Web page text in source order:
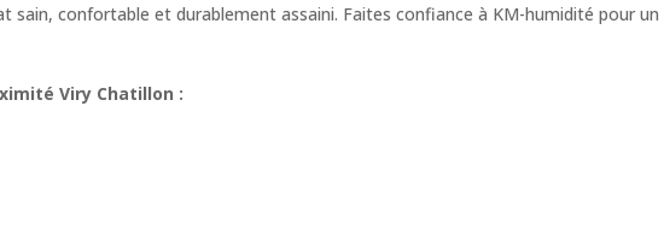
confortable et durablement assaini. Faites confiance à KM-humidité pour un
Viry Chatillon :